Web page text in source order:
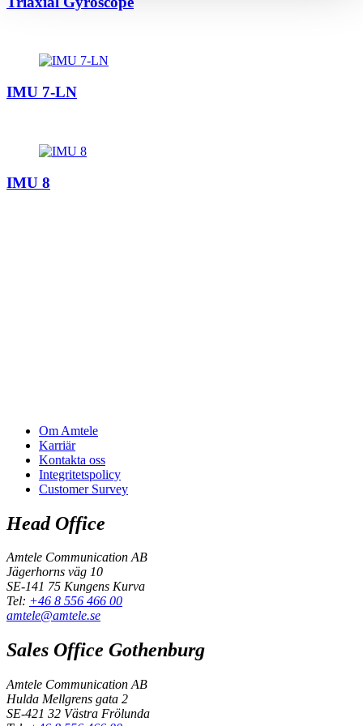
IMU 7-LN
IMU 8
Om Amtele
Karriär
Kontakta oss
Integritetspolicy
Customer Survey
Head Office
Amtele Communication AB
Jägerhorns väg 10
SE-141 75 Kungens Kurva
Tel: +46 8 556 466 00
amtele@amtele.se
Sales Office Gothenburg
Amtele Communication AB
Hulda Mellgrens gata 2
SE-421 32 Västra Frölunda